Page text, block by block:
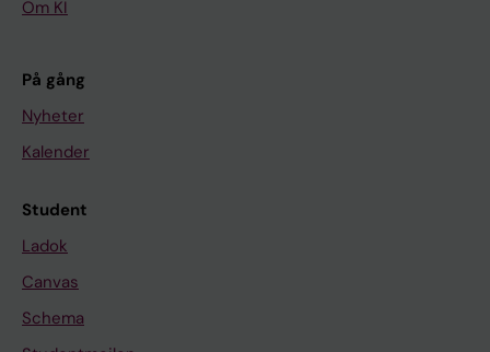
Om KI
På gång
Nyheter
Kalender
Student
Ladok
Canvas
Schema